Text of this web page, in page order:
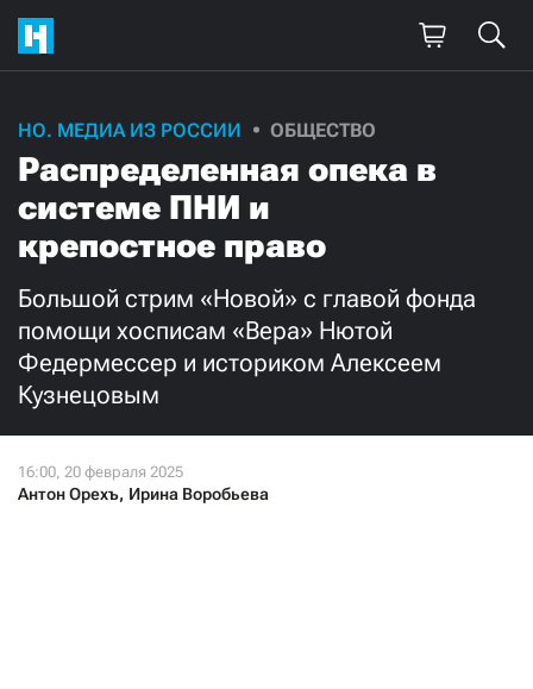
НО. МЕДИА ИЗ РОССИИ ОБЩЕСТВО
Распределенная опека в
системе ПНИ и
крепостное право
Большой стрим «Новой» с главой фонда
помощи хосписам «Вера» Нютой
Федермессер и историком Алексеем
Кузнецовым
Антон Орехъ, Ирина Воробьева